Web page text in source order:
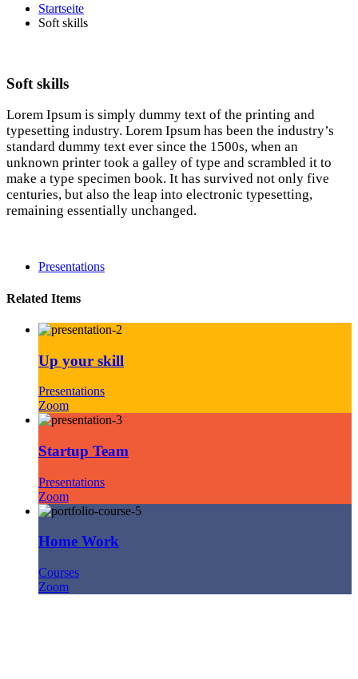
Startseite
Soft skills
Soft skills
Lorem Ipsum is simply dummy text of the printing and
typesetting industry. Lorem Ipsum has been the industry’s
standard dummy text ever since the 1500s, when an
unknown printer took a galley of type and scrambled it to
make a type specimen book. It has survived not only five
centuries, but also the leap into electronic typesetting,
remaining essentially unchanged.
Presentations
Related Items
Up your skill
Presentations
Zoom
Startup Team
Presentations
Zoom
Home Work
Courses
Zoom